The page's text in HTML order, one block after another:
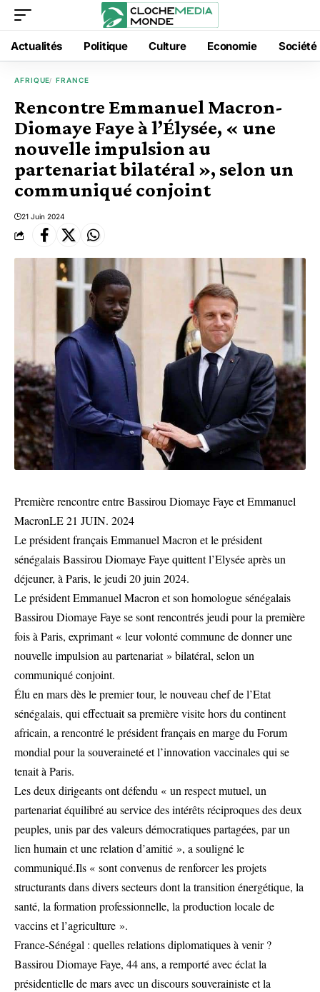
Actualités Politique Culture Economie Société
AFRIQUE FRANCE
Rencontre Emmanuel Macron-
Diomaye Faye à l’Élysée, « une
nouvelle impulsion au
partenariat bilatéral », selon un
communiqué conjoint
21 Juin 2024
Première rencontre entre Bassirou Diomaye Faye et Emmanuel
MacronLE 21 JUIN. 2024
Le président français Emmanuel Macron et le président
sénégalais Bassirou Diomaye Faye quittent l’Elysée après un
déjeuner, à Paris, le jeudi 20 juin 2024.
Le président Emmanuel Macron et son homologue sénégalais
Bassirou Diomaye Faye se sont rencontrés jeudi pour la première
fois à Paris, exprimant « leur volonté commune de donner une
nouvelle impulsion au partenariat » bilatéral, selon un
communiqué conjoint.
Élu en mars dès le premier tour, le nouveau chef de l’Etat
sénégalais, qui effectuait sa première visite hors du continent
africain, a rencontré le président français en marge du Forum
mondial pour la souveraineté et l’innovation vaccinales qui se
tenait à Paris.
Les deux dirigeants ont défendu « un respect mutuel, un
partenariat équilibré au service des intérêts réciproques des deux
peuples, unis par des valeurs démocratiques partagées, par un
lien humain et une relation d’amitié », a souligné le
communiqué.Ils « sont convenus de renforcer les projets
structurants dans divers secteurs dont la transition énergétique, la
santé, la formation professionnelle, la production locale de
vaccins et l’agriculture ».
France-Sénégal : quelles relations diplomatiques à venir ?
Bassirou Diomaye Faye, 44 ans, a remporté avec éclat la
présidentielle de mars avec un discours souverainiste et la